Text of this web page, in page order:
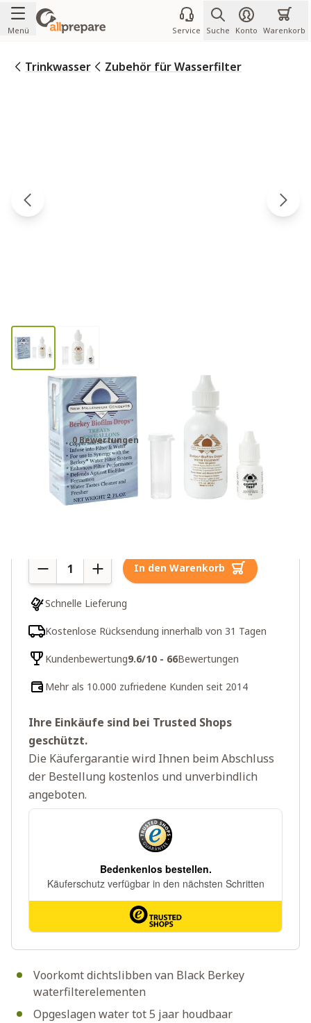
Zum Inhalt springen
Menü Service Suche Konto Warenkorb
Trinkwasser Zubehör für Wasserfilter
Berkey BioFilm
Wasserreinigungsflüssigkeit
0 Bewertungen
Mehr als 10 auf Lager
Voorkomt dichtslibben van Black Berkey
waterfilterelementen
Opgeslagen water tot 5 jaar houdbaar
Menge In den Warenkorb
Schnelle Lieferung
Kostenlose Rücksendung innerhalb von 31 Tagen
Kundenbewertung9.6/10 - 66Bewertungen
Mehr als 10.000 zufriedene Kunden seit 2014
Ihre Einkäufe sind bei Trusted Shops
geschützt.
Die Käufergarantie wird Ihnen beim Abschluss
der Bestellung kostenlos und unverbindlich
angeboten.